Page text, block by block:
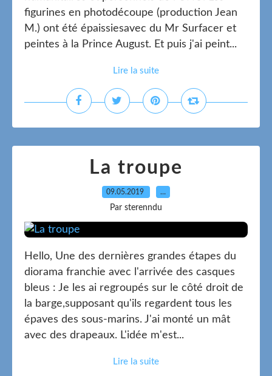
figurines en photodécoupe (production Jean
M.) ont été épaissiesavec du Mr Surfacer et
peintes à la Prince August. Et puis j'ai peint...
Lire la suite
La troupe
09.05.2019 …
Par sterenndu
Hello, Une des dernières grandes étapes du
diorama franchie avec l'arrivée des casques
bleus : Je les ai regroupés sur le côté droit de
la barge,supposant qu'ils regardent tous les
épaves des sous-marins. J'ai monté un mât
avec des drapeaux. L'idée m'est...
Lire la suite